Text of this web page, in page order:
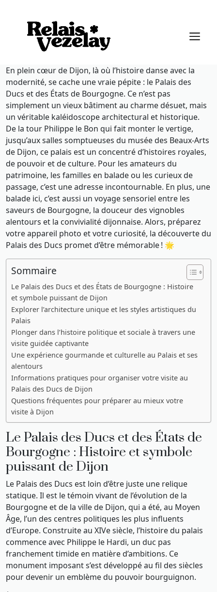
contenu
En plein cœur de Dijon, là où l’histoire danse avec la
modernité, se cache une vraie pépite : le Palais des
Ducs et des États de Bourgogne. Ce n’est pas
simplement un vieux bâtiment au charme désuet, mais
un véritable kaléidoscope architectural et historique.
De la tour Philippe le Bon qui fait monter le vertige,
jusqu’aux salles somptueuses du musée des Beaux-Arts
de Dijon, ce palais est un concentré d’histoires royales,
de pouvoir et de culture. Pour les amateurs du
patrimoine, les familles en balade ou les curieux de
passage, c’est une adresse incontournable. En plus, une
balade ici, c’est aussi un voyage sensoriel entre les
saveurs de Bourgogne, la douceur des vignobles
alentours et la convivialité dijonnaise. Alors, préparez
votre appareil photo et votre curiosité, la découverte du
Palais des Ducs promet d’être mémorable ! 🌟
Sommaire
Le Palais des Ducs et des États de Bourgogne : Histoire
et symbole puissant de Dijon
Explorer l’architecture unique et les styles artistiques du
Palais
Plonger dans l’histoire politique et sociale à travers une
visite guidée captivante
Une expérience gourmande et culturelle au Palais et ses
alentours
Informations pratiques pour organiser votre visite au
Palais des Ducs de Dijon
Questions fréquentes pour préparer au mieux votre
visite à Dijon
Le Palais des Ducs et des États de
Bourgogne : Histoire et symbole
puissant de Dijon
Le Palais des Ducs est loin d’être juste une relique
statique. Il est le témoin vivant de l’évolution de la
Bourgogne et de la ville de Dijon, qui a été, au Moyen
Âge, l’un des centres politiques les plus influents
d’Europe. Construite au XIVe siècle, l’histoire du palais
commence avec Philippe le Hardi, un duc pas
franchement timide en matière d’ambitions. Ce
monument imposant s’est développé au fil des siècles
pour devenir un emblème du pouvoir bourguignon.